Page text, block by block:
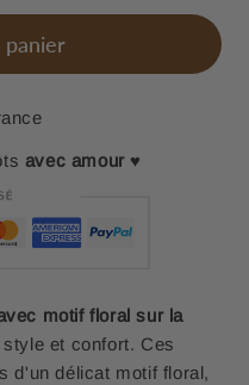
avec amour ♥
motif floral sur la
et confort. Ces
d'un délicat motif floral,